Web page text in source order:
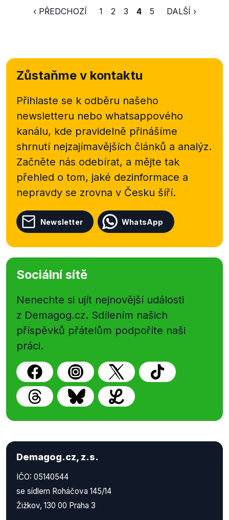
zastoupeny než jiné.
Co se týče samotné hlasovací koalice, již dříve jsme
KohoVolit.eu, tyto tři strany spolu hlasují opravdu
nejčastěji, ale přibližně v šestině důležitých
‹ PŘEDCHOZÍ 1 2 3 4 5 DALŠÍ ›
Zůstaňme v kontaktu
Přihlaste se k odběru našeho
newsletteru nebo whatsappového
kanálu, kde pravidelně přinášíme
shrnutí nejzajímavějších článků a analýz.
Začněte nás odebírat, a mějte tak
přehled o tom, jaké dezinformace a
nepravdy se zrovna v Česku šíří.
Newsletter WhatsApp
Sociální sítě
Nenechte si ujít nejnovější události
z Demagog.cz. Sdílením našich
příspěvků přátelům podpoříte naši
práci.
Demagog.cz, z.s.
IČO: 05140544
se sídlem Roháčova 145/14
Žižkov, 130 00 Praha 3